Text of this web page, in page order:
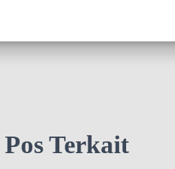
Pos Terkait